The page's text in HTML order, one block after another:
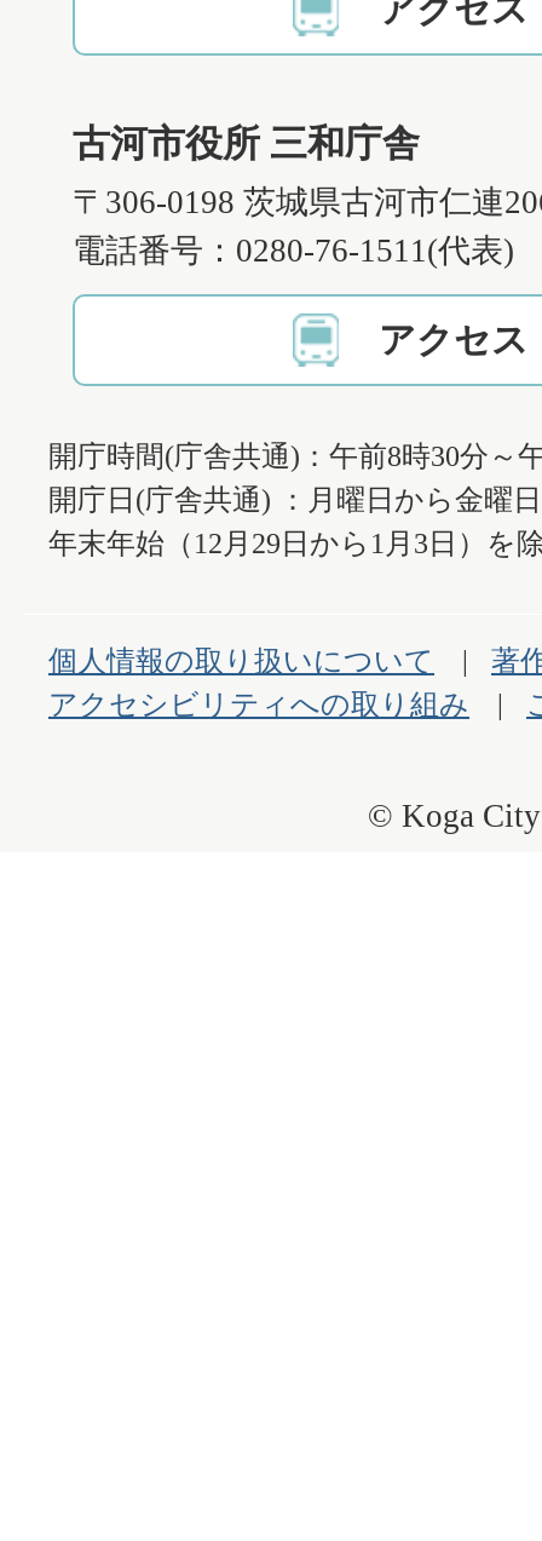
アクセス
古河市役所 三和庁舎
〒306-0198 茨城県古河市仁連
電話番号：0280-76-1511(代表)
アクセス
開庁時間(庁舎共通)：午前8時30分～
開庁日(庁舎共通) ：月曜日から金曜
年末年始（12月29日から1月3日）を
個人情報の取り扱いについて
著
アクセシビリティへの取り組み
© Koga City